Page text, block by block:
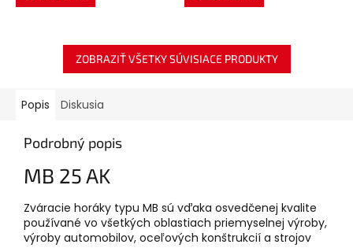
ZOBRAZIŤ VŠETKY SÚVISIACE PRODUKTY
Popis Diskusia
Podrobný popis
MB 25 AK
Zváracie horáky typu MB sú vďaka osvedčenej kvalite
používané vo všetkých oblastiach priemyselnej výroby,
výroby automobilov, oceľových konštrukcií a strojov